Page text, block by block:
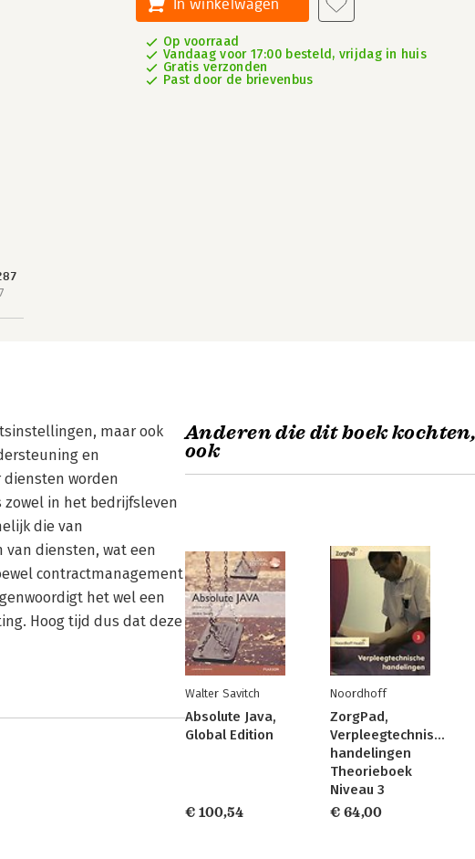
Op voorraad
Vandaag voor 17:00 besteld, vrijdag in huis
Gratis verzonden
Past door de brievenbus
maar ook
en
worden
in het bedrijfsleven
die van
van diensten, wat een
contractmanagement
het wel een
Hoog tijd dus dat deze
Anderen die dit boek
ook
Walter Savitch
Absolute Java,
Global Edition
€ 100,54
Noordhoff
ZorgPad,
Verpleegtechnische
handelingen
Theorieboek
Niveau 3
€ 64,00